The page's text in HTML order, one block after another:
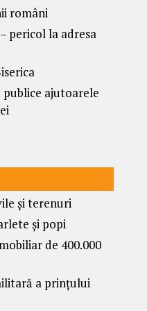
români
pericol la adresa
publice ajutoarele
și terenuri
și popi
de 400.000
a prințului